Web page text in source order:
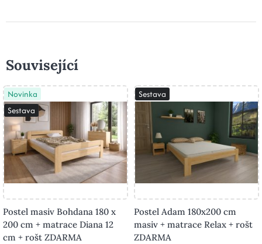
Související
Novinka
Sestava
Postel masiv Bohdana 180 x
200 cm + matrace Diana 12
cm + rošt ZDARMA
Sestava
Postel Adam 180x200 cm
masiv + matrace Relax + rošt
ZDARMA